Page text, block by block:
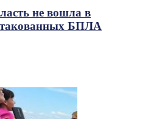
не вошла в
БПЛА